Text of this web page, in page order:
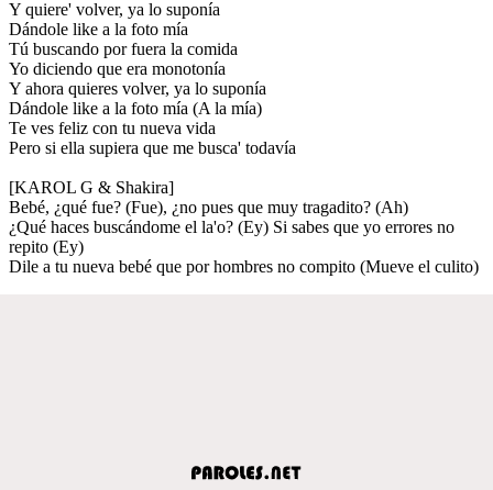
Y quiere' volver, ya lo suponía
Dándole like a la foto mía
Tú buscando por fuera la comida
Yo diciendo que era monotonía
Y ahora quieres volver, ya lo suponía
Dándole like a la foto mía (A la mía)
Te ves feliz con tu nueva vida
Pero si ella supiera que me busca' todavía
[KAROL G & Shakira]
Bebé, ¿qué fue? (Fue), ¿no pues que muy tragadito? (Ah)
¿Qué haces buscándome el la'o? (Ey) Si sabes que yo errores no
repito (Ey)
Dile a tu nueva bebé que por hombres no compito (Mueve el culito)